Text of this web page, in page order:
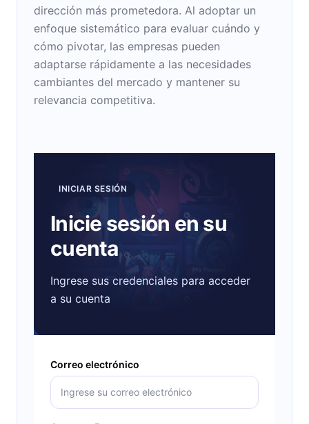
dirección más prometedora. Al adoptar un
enfoque sistemático para evaluar cuándo y
cómo pivotar, las empresas pueden
adaptarse rápidamente a las necesidades
cambiantes del mercado y mantener su
relevancia competitiva.
INICIAR SESIÓN
Inicie sesión en su
cuenta
Ingrese sus credenciales para acceder
a su cuenta
Correo electrónico